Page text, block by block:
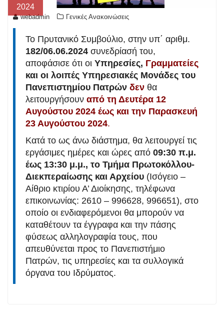
2024
webadmin Γενικές Ανακοινώσεις
Το Πρυτανικό Συμβούλιο, στην υπ΄ αριθμ.
182/06.06.2024 συνεδρίασή του,
αποφάσισε ότι οι Υπηρεσίες, Γραμματείες
και οι λοιπές Υπηρεσιακές Μονάδες του
Πανεπιστημίου Πατρών δεν θα
λειτουργήσουν από τη Δευτέρα 12
Αυγούστου 2024 έως και την Παρασκευή
23 Αυγούστου 2024.
Κατά το ως άνω διάστημα, θα λειτουργεί τις
εργάσιμες ημέρες και ώρες από 09:30 π.μ.
έως 13:30 μ.μ., το Τμήμα Πρωτοκόλλου-
Διεκπεραίωσης και Αρχείου (Ισόγειο –
Αίθριο κτιρίου Α’ Διοίκησης, τηλέφωνα
επικοινωνίας: 2610 – 996628, 996651), στο
οποίο οι ενδιαφερόμενοι θα μπορούν να
καταθέτουν τα έγγραφα και την πάσης
φύσεως αλληλογραφία τους, που
απευθύνεται προς το Πανεπιστήμιο
Πατρών, τις υπηρεσίες και τα συλλογικά
όργανα του Ιδρύματος.